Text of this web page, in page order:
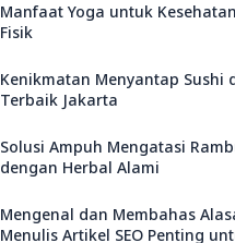
Manfaat Yoga untuk
Fisik
Kenikmatan Menyantap Sushi
Terbaik Jakarta
Solusi Ampuh Mengatasi
dengan Herbal Alami
Mengenal dan Membahas
Menulis Artikel SEO Penting